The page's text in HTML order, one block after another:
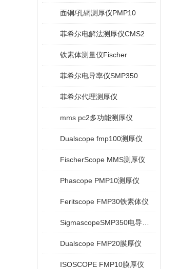
面铜/孔铜测厚仪PMP10
菲希尔电解法测厚仪CMS2
铁素体测量仪Fischer
菲希尔电导率仪SMP350
菲希尔代理测厚仪
mms pc2多功能测厚仪
Dualscope fmp100测厚仪
FischerScope MMS测厚仪
Phascope PMP10测厚仪
Feritscope FMP30铁素体仪
Dualscope FMP20膜厚仪
ISOSCOPE FMP10膜厚仪